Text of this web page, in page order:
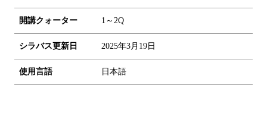
開講クォーター 1～2Q
シラバス更新日 2025年3月19日
使用言語 日本語